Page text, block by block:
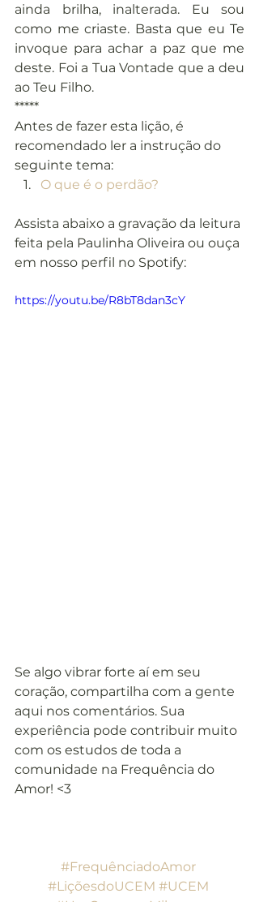
ainda brilha, inalterada. Eu sou
como me criaste. Basta que eu Te
invoque para achar a paz que me
deste. Foi a Tua Vontade que a deu
ao Teu Filho.
*****
Antes de fazer esta lição, é
recomendado ler a instrução do
seguinte tema:
O que é o perdão?
Assista abaixo a gravação da leitura
feita pela Paulinha Oliveira ou ouça
em nosso perfil no Spotify:
https://youtu.be/R8bT8dan3cY
Se algo vibrar forte aí em seu
coração, compartilha com a gente
aqui nos comentários. Sua
experiência pode contribuir muito
com os estudos de toda a
comunidade na Frequência do
Amor! <3
#FrequênciadoAmor
#LiçõesdoUCEM #UCEM